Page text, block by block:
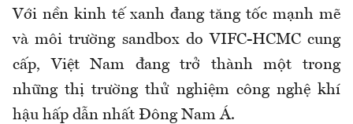
Với nền kinh tế xanh đang tăng tốc mạnh mẽ
và môi trường sandbox do VIFC-HCMC cung
cấp, Việt Nam đang trở thành một trong
những thị trường thử nghiệm công nghệ khí
hậu hấp dẫn nhất Đông Nam Á.